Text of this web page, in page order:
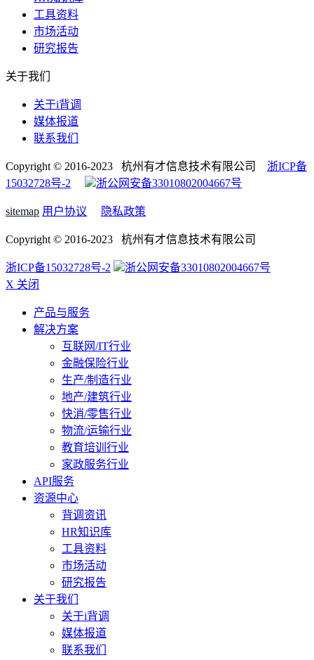
工具资料
市场活动
研究报告
关于我们
关于i背调
媒体报道
联系我们
Copyright © 2016-2023 杭州有才信息技术有限公司 浙ICP备
15032728号-2
浙公网安备33010802004667号
sitemap 用户协议 隐私政策
Copyright © 2016-2023 杭州有才信息技术有限公司
浙ICP备15032728号-2
浙公网安备33010802004667号
X 关闭
产品与服务
解决方案
互联网/IT行业
金融保险行业
生产/制造行业
地产/建筑行业
快消/零售行业
物流/运输行业
教育培训行业
家政服务行业
API服务
资源中心
背调资讯
HR知识库
工具资料
市场活动
研究报告
关于我们
关于i背调
媒体报道
联系我们